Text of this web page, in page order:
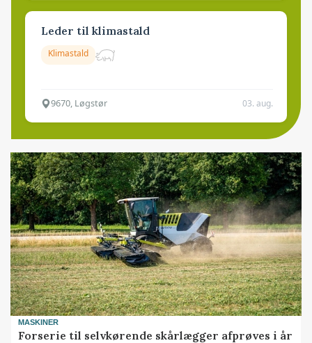
Leder til klimastald
Klimastald
9670, Løgstør 03. aug.
MASKINER
Forserie til selvkørende skårlægger afprøves i år